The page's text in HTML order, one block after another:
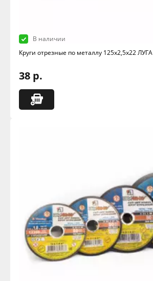
В наличии
Круги отрезные по металлу 125х2,5х22 ЛУГА
38 р.